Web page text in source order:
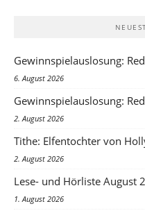
Gewinnspielauslosung:
6. August 2026
Gewinnspielauslosung:
2. August 2026
Tithe: Elfentochter von
2. August 2026
Lese- und Hörliste August
1. August 2026